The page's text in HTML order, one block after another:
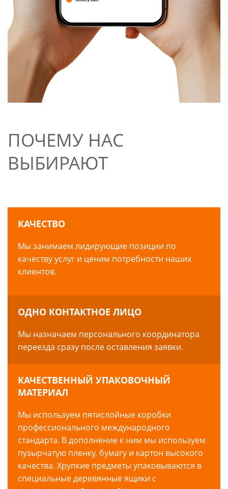
ПОЧЕМУ НАС
ВЫБИРАЮТ
КАЧЕСТВО
Мы занимаем лидирующие позиции по
качеству услуг и ценим потребности наших
клиентов.
ОДНО КОНТАКТНОЕ ЛИЦО
Мы назначаем персонального координатора
переезда сразу после оставления заявки.
КАЧЕСТВЕННЫЙ УПАКОВОЧНЫЙ
МАТЕРИАЛ
Мы используем пятислойные коробки
профессионального международного
стандарта. В дополнение к ним мы используем
пузырчатую пленку, бумагу и картон высокого
качества. Хрупкие предметы упаковываются в
специальные деревянные ящики с